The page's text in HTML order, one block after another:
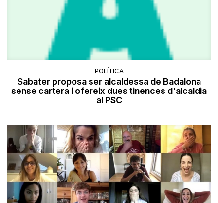
POLÍTICA
Sabater proposa ser alcaldessa de Badalona
sense cartera i ofereix dues tinences d'alcaldia
al PSC